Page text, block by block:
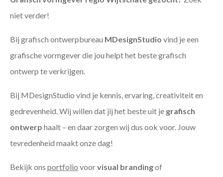
niet verder!
Bij grafisch ontwerpbureau MDesignStudio vind je een
grafische vormgever die jou helpt het beste grafisch
ontwerp te verkrijgen.
Bij MDesignStudio vind je kennis, ervaring, creativiteit en
gedrevenheid. Wij willen dat jij het beste uit je grafisch
ontwerp haalt – en daar zorgen wij dus ook voor. Jouw
tevredenheid maakt onze dag!
Bekijk ons portfolio voorvisual brandingof